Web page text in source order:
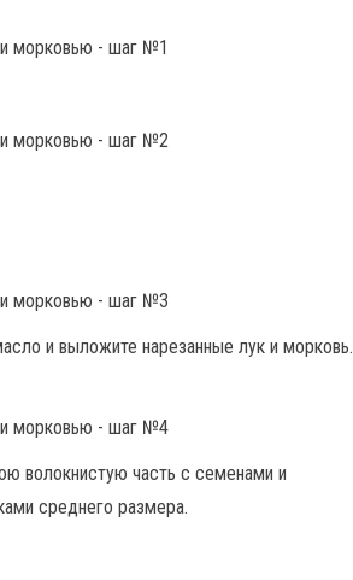
и выложите нарезанные лук и морковь.
волокнистую часть с семенами и
среднего размера.